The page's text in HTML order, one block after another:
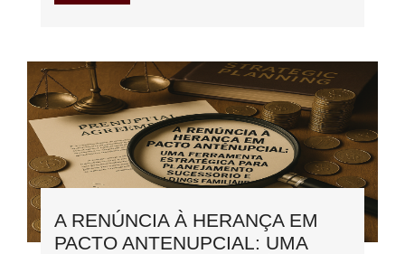
A RENÚNCIA À HERANÇA EM
PACTO ANTENUPCIAL: UMA